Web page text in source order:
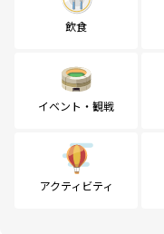
飲食
イベント・観戦
アクティビティ